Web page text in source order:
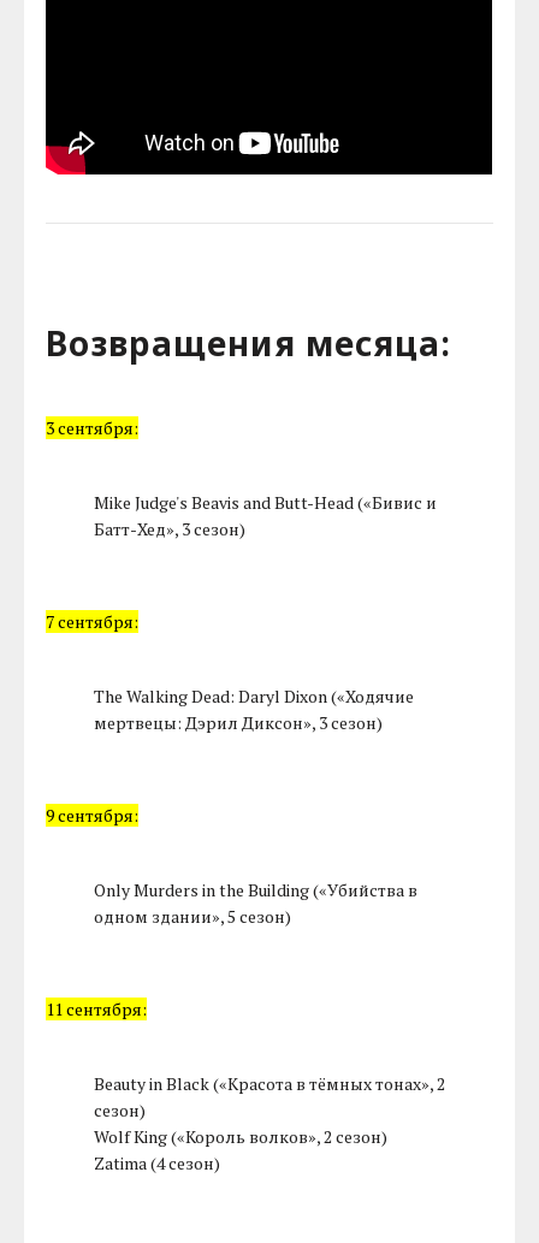
Возвращения месяца:
3 сентября:
Mike Judge's Beavis and Butt-Head («Бивис и
Батт-Хед», 3 сезон)
7 сентября:
The Walking Dead: Daryl Dixon («Ходячие
мертвецы: Дэрил Диксон», 3 сезон)
9 сентября:
Only Murders in the Building («Убийства в
одном здании», 5 сезон)
11 сентября:
Beauty in Black («Красота в тёмных тонах», 2
сезон)
Wolf King («Король волков», 2 сезон)
Zatima (4 сезон)